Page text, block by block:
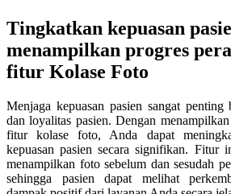
Tingkatkan kepuasan
menampilkan progres
fitur Kolase Foto
Menjaga kepuasan pasien sangat
dan loyalitas pasien. Dengan
fitur kolase foto, Anda dapat
kepuasan pasien secara signifikan. Fitur
menampilkan foto sebelum dan sesudah
sehingga pasien dapat melihat